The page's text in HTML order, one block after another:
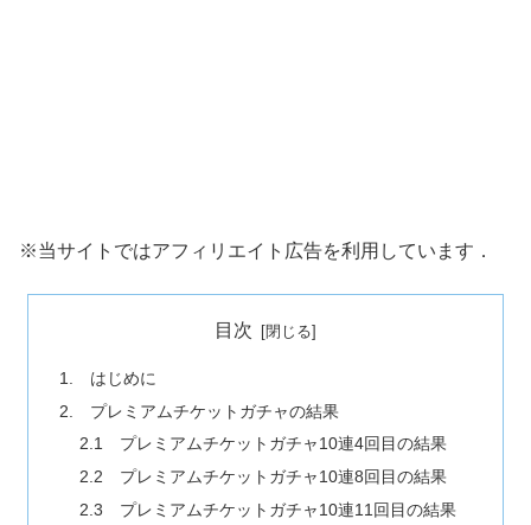
※当サイトではアフィリエイト広告を利用しています．
目次
1. はじめに
2. プレミアムチケットガチャの結果
2.1 プレミアムチケットガチャ10連4回目の結果
2.2 プレミアムチケットガチャ10連8回目の結果
2.3 プレミアムチケットガチャ10連11回目の結果